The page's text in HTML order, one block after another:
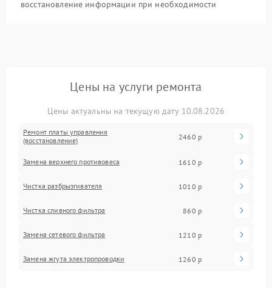
восстановление информации при необходимости
Цены на услуги ремонта
Цены актуальны на текущую дату 10.08.2026
Ремонт платы управления
(восстановление)
2460 р
Замена верхнего противовеса 1610 р
Чистка разбрызгивателя 1010 р
Чистка сливного фильтра 860 р
Замена сетевого фильтра 1210 р
Замена жгута электропроводки 1260 р